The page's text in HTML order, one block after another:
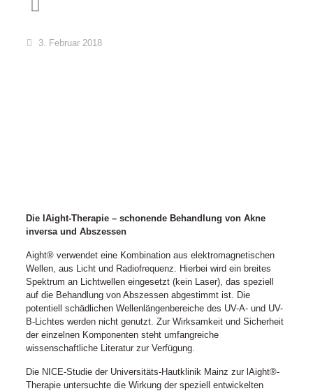
3. Februar 2018
Die lAight-Therapie – schonende Behandlung von Akne
inversa und Abszessen
Aight® verwendet eine Kombination aus elektromagnetischen
Wellen, aus Licht und Radiofrequenz. Hierbei wird ein breites
Spektrum an Lichtwellen eingesetzt (kein Laser), das speziell
auf die Behandlung von Abszessen abgestimmt ist. Die
potentiell schädlichen Wellenlängenbereiche des UV-A- und UV-
B-Lichtes werden nicht genutzt. Zur Wirksamkeit und Sicherheit
der einzelnen Komponenten steht umfangreiche
wissenschaftliche Literatur zur Verfügung.
Die NICE-Studie der Universitäts-Hautklinik Mainz zur lAight®-
Therapie untersuchte die Wirkung der speziell entwickelten